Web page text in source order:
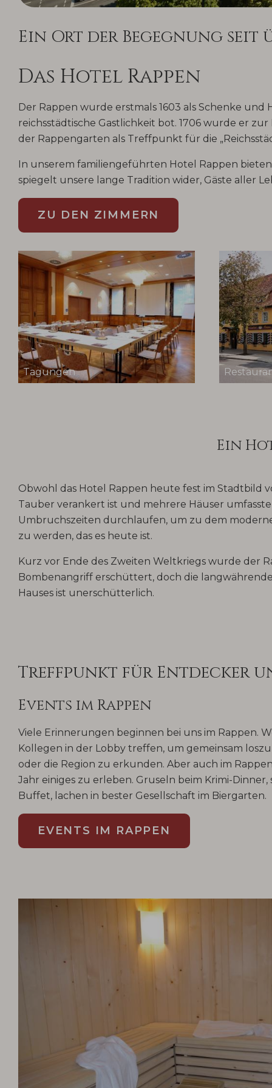
Ein Ort der Begegnung seit
Das Hotel Rappen
Der Rappen wurde erstmals 1603 als Schenke
reichsstädtische Gastlichkeit bot. 1706 wurde er
der Rappengarten als Treffpunkt für die
In unserem familiengeführten Hotel Rappen
spiegelt unsere lange Tradition wider, Gäste aller
ZU DEN ZIMMERN
Tagungen
Ein
Obwohl das Hotel Rappen heute fest im Stadtbild
Tauber verankert ist und mehrere Häuser
Umbruchszeiten durchlaufen, um zu dem
zu werden, das es heute ist.
Kurz vor Ende des Zweiten Weltkriegs wurde der
Bombenangriff erschüttert, doch die
Hauses ist unerschütterlich.
Treffpunkt für Entdecker
Events im Rappen
Viele Erinnerungen beginnen bei uns im Rappen.
Kollegen in der Lobby treffen, um gemeinsam
oder die Region zu erkunden. Aber auch im
Jahr einiges zu erleben. Gruseln beim Krimi-
Buffet, lachen in bester Gesellschaft im Biergarten.
EVENTS IM RAPPEN